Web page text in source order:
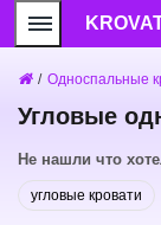
/ Односпальные
Угловые
Не нашли что
угловые кровати